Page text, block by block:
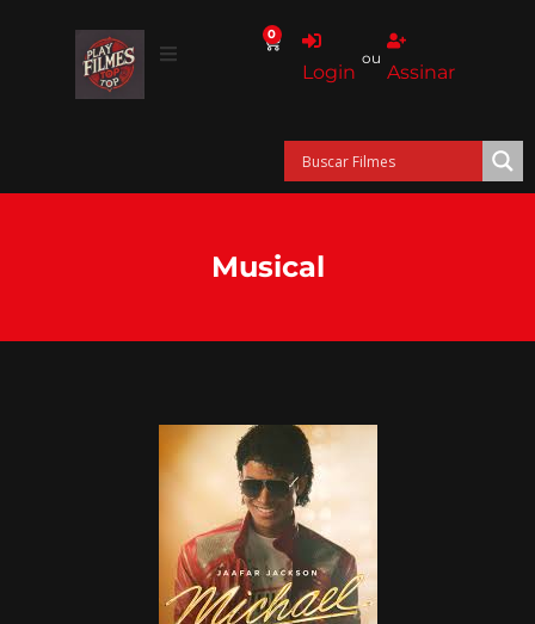
0
Login
ou
Assinar
Musical